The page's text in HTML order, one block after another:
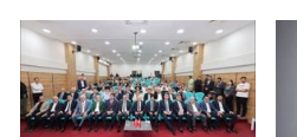
TEKNOLOJİ
Turizm